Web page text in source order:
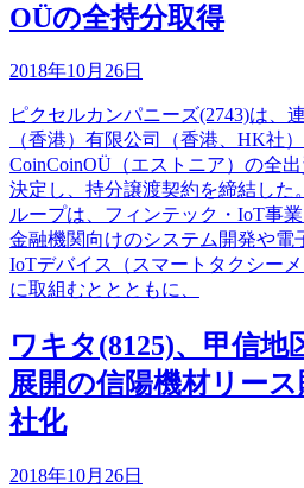
OÜの全持分取得
2018年10月26日
ピクセルカンパニーズ(2743)は、
（香港）有限公司（香港、HK社）
CoinCoinOÜ（エストニア）の全
決定し、持分譲渡契約を締結した
ループは、フィンテック・IoT事
金融機関向けのシステム開発や電
IoTデバイス（スマートタクシー
に取組むととともに、
ワキタ(8125)、甲信地
展開の信陽機材リー
社化
2018年10月26日